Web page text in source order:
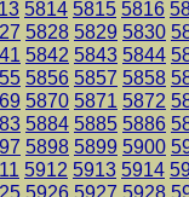
5814 5815 5816
5828 5829 5830
5842 5843 5844
5856 5857 5858
5870 5871 5872
5884 5885 5886
5898 5899 5900
5912 5913 5914
5926 5927 5928